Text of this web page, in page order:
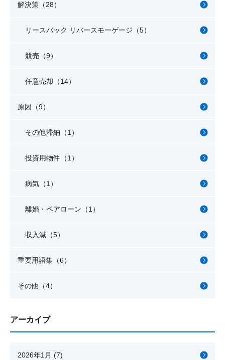
解決策（28）
リースバック リバースモーゲージ（5）
競売（9）
任意売却（14）
原因（9）
その他滞納（1）
投資用物件（1）
病気（1）
離婚・ペアローン（1）
収入減（5）
重要用語集（6）
その他（4）
アーカイブ
2026年1月 (7)